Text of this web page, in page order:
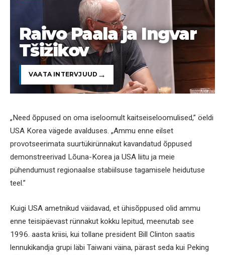
Raivo Paala ja Ingvar
Tšižikov
VAATA INTERVJUUD
„Need õppused on oma iseloomult kaitseiseloomulised,” öeldi
USA Korea vägede avalduses. „Ammu enne eilset
provotseerimata suurtükirünnakut kavandatud õppused
demonstreerivad Lõuna-Korea ja USA liitu ja meie
pühendumust regionaalse stabiilsuse tagamisele heidutuse
teel.”
Kuigi USA ametnikud väidavad, et ühisõppused olid ammu
enne teisipäevast rünnakut kokku lepitud, meenutab see
1996. aasta kriisi, kui tollane president Bill Clinton saatis
lennukikandja grupi läbi Taiwani väina, pärast seda kui Peking